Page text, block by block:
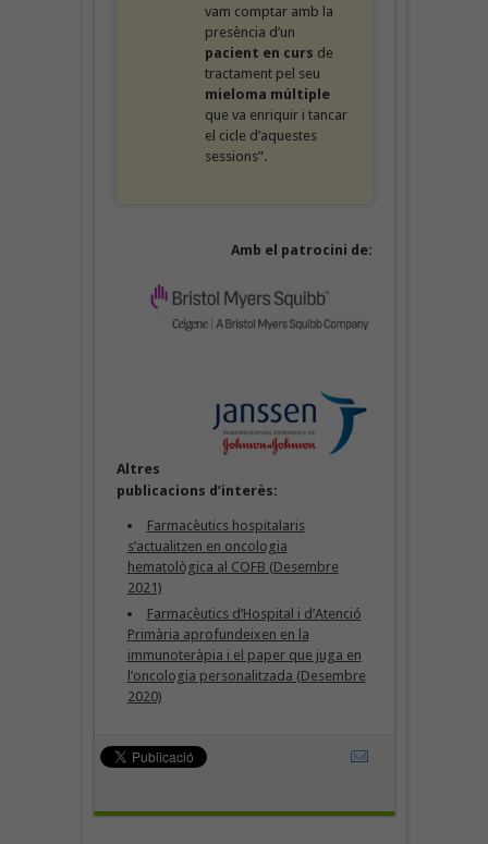
vam comptar amb la
presència d’un
pacient en curs de
tractament pel seu
mieloma múltiple
que va enriquir i tancar
el cicle d’aquestes
sessions”.
Amb el patrocini de:
Altres
publicacions d’interès:
Farmacèutics hospitalaris
s’actualitzen en oncologia
hematològica al COFB (Desembre
2021)
Farmacèutics d’Hospital i d’Atenció
Primària aprofundeixen en la
immunoteràpia i el paper que juga en
l’oncologia personalitzada (Desembre
2020)